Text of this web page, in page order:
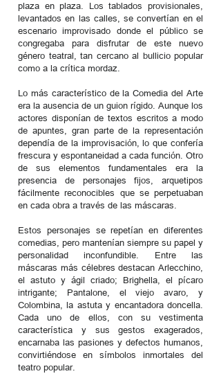
plaza en plaza. Los tablados provisionales,
levantados en las calles, se convertían en el
escenario improvisado donde el público se
congregaba para disfrutar de este nuevo
género teatral, tan cercano al bullicio popular
como a la crítica mordaz.
Lo más característico de la Comedia del Arte
era la ausencia de un guion rígido. Aunque los
actores disponían de textos escritos a modo
de apuntes, gran parte de la representación
dependía de la improvisación, lo que confería
frescura y espontaneidad a cada función. Otro
de sus elementos fundamentales era la
presencia de personajes fijos, arquetipos
fácilmente reconocibles que se perpetuaban
en cada obra a través de las máscaras.
Estos personajes se repetían en diferentes
comedias, pero mantenían siempre su papel y
personalidad inconfundible. Entre las
máscaras más célebres destacan Arlecchino,
el astuto y ágil criado; Brighella, el pícaro
intrigante; Pantalone, el viejo avaro, y
Colombina, la astuta y encantadora doncella.
Cada uno de ellos, con su vestimenta
característica y sus gestos exagerados,
encarnaba las pasiones y defectos humanos,
convirtiéndose en símbolos inmortales del
teatro popular.